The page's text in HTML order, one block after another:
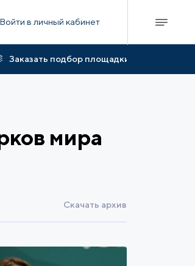
Войти в личный кабинет
Заказать подбор площадки
мира
Скачать архив